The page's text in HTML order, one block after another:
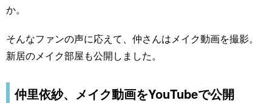
か。
そんなファンの声に応えて、仲さんはメイク動画を撮影。
新居のメイク部屋も公開しました。
仲里依紗、メイク動画をYouTubeで公開